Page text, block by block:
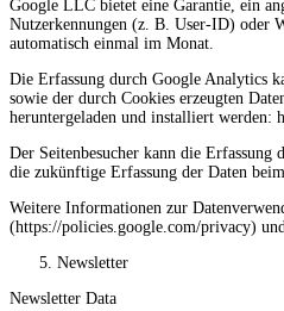
Google LLC bietet eine Garantie, ein
Nutzerkennungen (z. B. User-ID) oder
automatisch einmal im Monat.
Die Erfassung durch Google Analytics
sowie der durch Cookies erzeugten
heruntergeladen und installiert werden:
Der Seitenbesucher kann die
die zukünftige Erfassung der Daten
Weitere Informationen zur
(https://policies.google.com/privacy)
Newsletter
Newsletter Data